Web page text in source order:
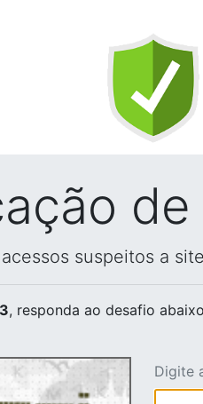
suspeitos a
, responda ao desafio
Digite